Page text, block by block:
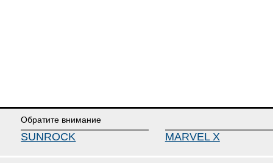
Обратите внимание
SUNROCK MARVEL X